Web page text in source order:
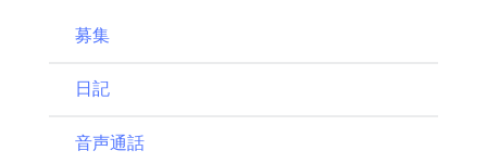
募集
日記
音声通話